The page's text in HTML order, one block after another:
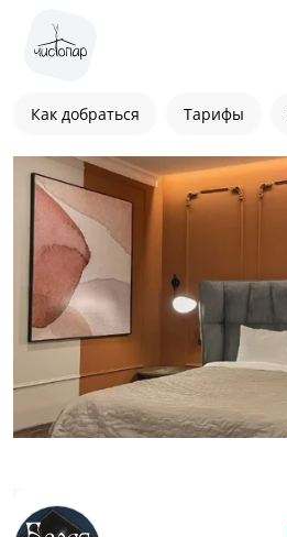
Как добраться Тарифы